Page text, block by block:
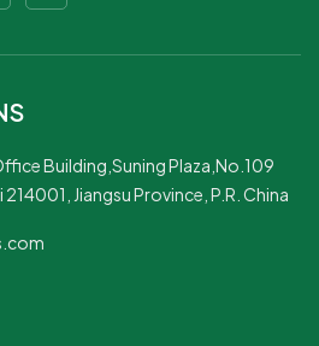
Building,Suning Plaza,No.109
Jiangsu Province, P.R. China